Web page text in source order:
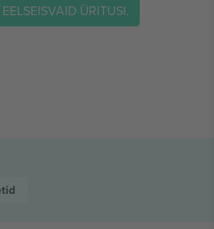
ÜRITUSI.